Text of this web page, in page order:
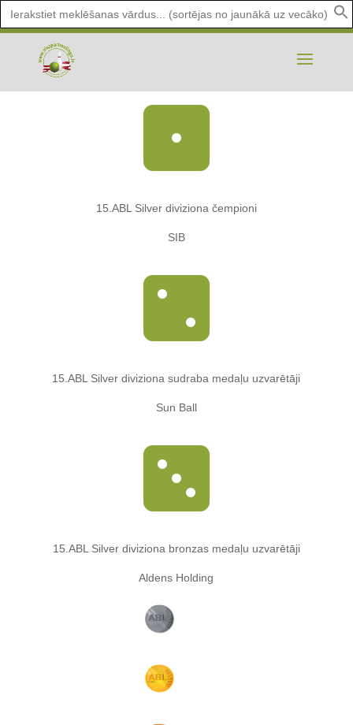
Search
for:

15.ABL Silver diviziona čempioni
SIB

15.ABL Silver diviziona sudraba medaļu uzvarētāji
Sun Ball

15.ABL Silver diviziona bronzas medaļu uzvarētāji
Aldens Holding